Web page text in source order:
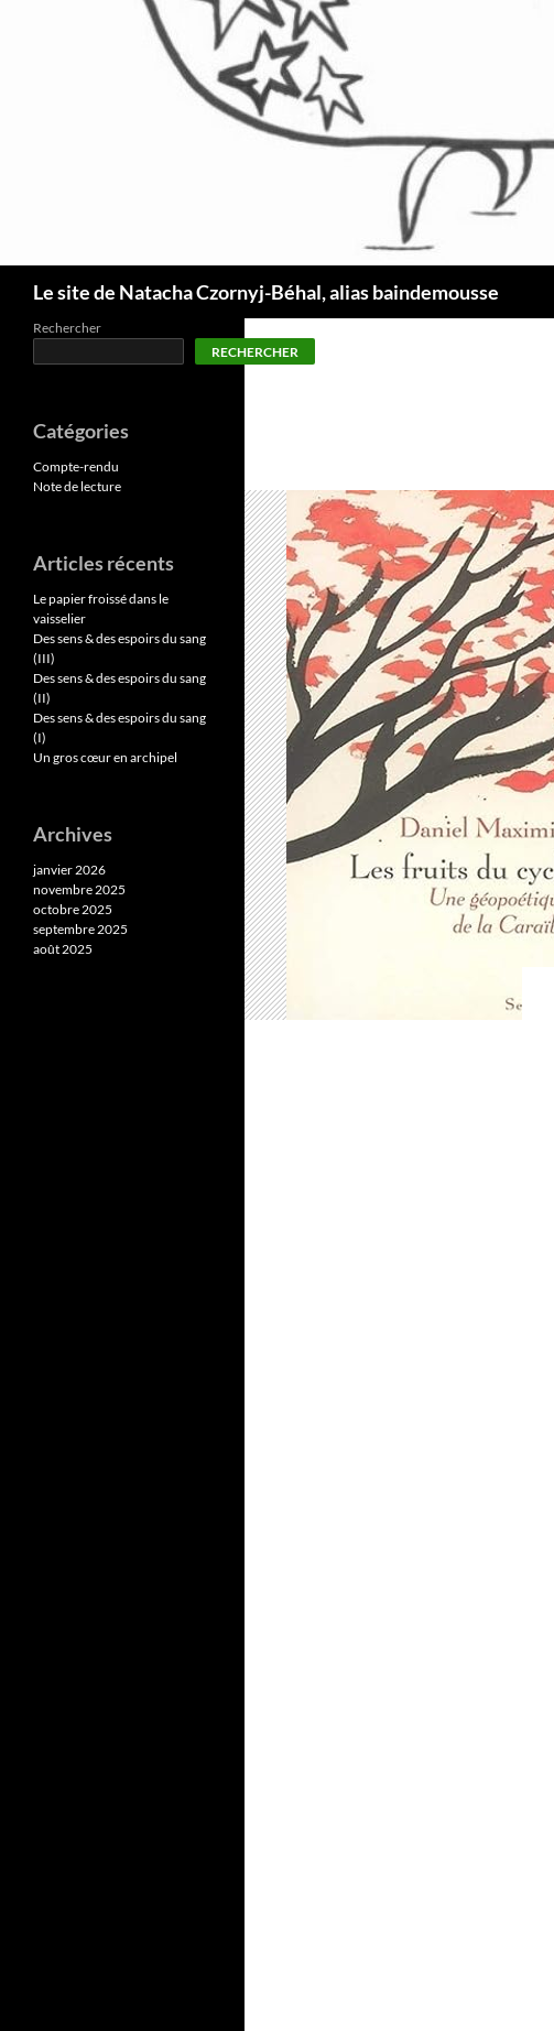
Le site de Natacha Czornyj-Béhal, alias baindemousse
Rechercher
RECHERCHER
Catégories
Compte-rendu
Note de lecture
Articles récents
Le papier froissé dans le
vaisselier
Des sens & des espoirs du sang
(III)
Des sens & des espoirs du sang
(II)
Des sens & des espoirs du sang
(I)
Un gros cœur en archipel
Archives
janvier 2026
novembre 2025
octobre 2025
septembre 2025
août 2025